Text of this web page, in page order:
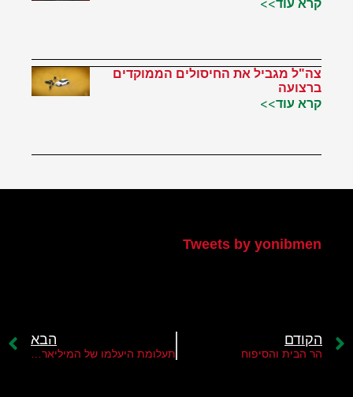
צה"ל מגביל את החיסולים הממוקדים
ברצועה
קרא עוד>>
Tweets by yonibmen
הקודם
הר הבית והסיפוח
הבא